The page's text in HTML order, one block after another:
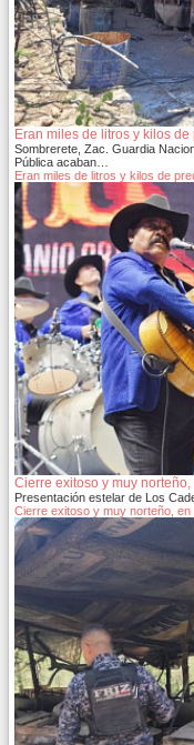
Eran miles de litros y kilos
Sombrerete, Zac. Guardia
Pública acaban…
Eran miles de litros y kilos de
Cierre exitoso y muy
Presentación estelar de Los
Cierre exitoso y muy norteño,